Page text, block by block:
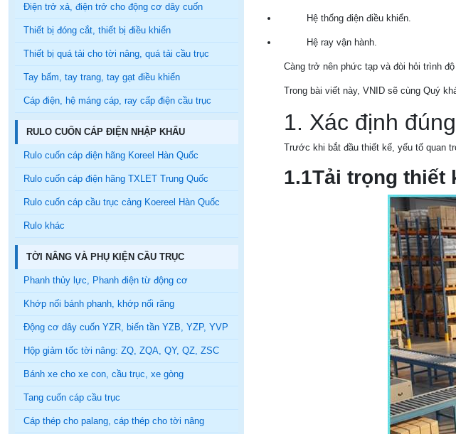
Điện trở xả, điện trở cho động cơ dây cuốn
Thiết bị đóng cắt, thiết bị điều khiển
Thiết bị quá tải cho tời nâng, quá tải cầu trục
Tay bấm, tay trang, tay gạt điều khiển
Cáp điện, hệ máng cáp, ray cấp điện cầu trục
RULO CUỐN CÁP ĐIỆN NHẬP KHẨU
Rulo cuốn cáp điện hãng Koreel Hàn Quốc
Rulo cuốn cáp điện hãng TXLET Trung Quốc
Rulo cuốn cáp cầu trục cảng Koereel Hàn Quốc
Rulo khác
TỜI NÂNG VÀ PHỤ KIỆN CẦU TRỤC
Phanh thủy lực, Phanh điện từ động cơ
Khớp nối bánh phanh, khớp nối răng
Động cơ dây cuốn YZR, biến tần YZB, YZP, YVP
Hộp giảm tốc tời nâng: ZQ, ZQA, QY, QZ, ZSC
Bánh xe cho xe con, cầu trục, xe gòng
Tang cuốn cáp cầu trục
Cáp thép cho palang, cáp thép cho tời nâng
Hệ thống điện điều khiển.
Hệ ray vận hành.
Càng trở nên phức tạp và đòi hỏi trình
Trong bài viết này, VNID sẽ cùng Quý
1. Xác định
Trước khi bắt đầu thiết kế, yếu tố quan
1.1Tải trọng thiết